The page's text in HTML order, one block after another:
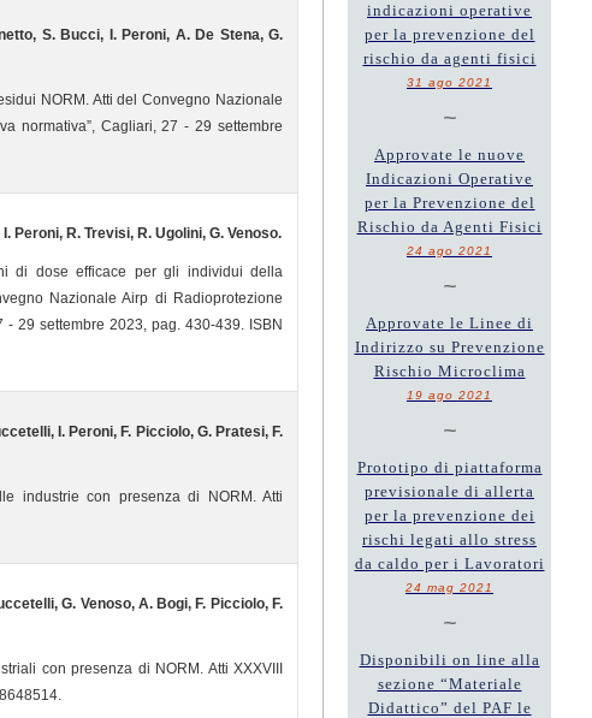
S. Bucci, I. Peroni, A. De Stena, G.
NORM. Atti del Convegno Nazionale
normativa”, Cagliari, 27 - 29 settembre
Peroni, R. Trevisi, R. Ugolini, G. Venoso.
di dose efficace per gli individui della
Nazionale Airp di Radioprotezione
29 settembre 2023, pag. 430-439. ISBN
I. Peroni, F. Picciolo, G. Pratesi, F.
industrie con presenza di NORM. Atti
G. Venoso, A. Bogi, F. Picciolo, F.
con presenza di NORM. Atti XXXVIII
indicazioni operative
per la prevenzione del
rischio da agenti fisici
31 ago 2021
~
Approvate le nuove
Indicazioni Operative
per la Prevenzione del
Rischio da Agenti Fisici
24 ago 2021
~
Approvate le Linee di
Indirizzo su Prevenzione
Rischio Microclima
19 ago 2021
~
Prototipo di piattaforma
previsionale di allerta
per la prevenzione dei
rischi legati allo stress
da caldo per i Lavoratori
24 mag 2021
~
Disponibili on line alla
sezione “Materiale
Didattico” del PAF le